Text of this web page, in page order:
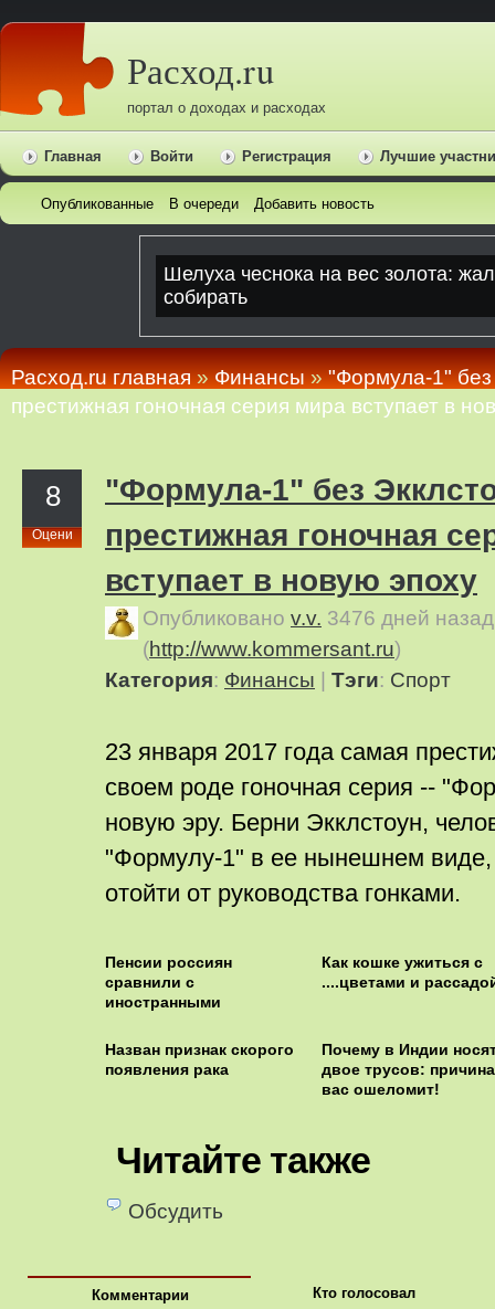
Расход.ru
портал о доходах и расходах
Главная Войти Регистрация Лучшие
Опубликованные В очереди Добавить новость
Расход.ru главная»Финансы»"Формула-1"
престижная гоночная серия мира вступает в
8
Оцени
"Формула-1" без
престижная гоночная
вступает в новую эпоху
Опубликовано v.v. 3476 дней назад
(http://www.kommersant.ru)
Категория: Финансы Тэги: Спорт
23 января 2017 года самая
своем роде гоночная серия --
новую эру. Берни Экклстоун,
"Формулу-1" в ее нынешнем
отойти от руководства гонками.
Пенсии россиян
сравнили с
иностранными
Как кошке ужиться с
....цветами и
Назван признак скорого
появления рака
Почему в Индии
двое трусов: причина
вас ошеломит!
Читайте также
Обсудить
Комментарии Кто голосовал